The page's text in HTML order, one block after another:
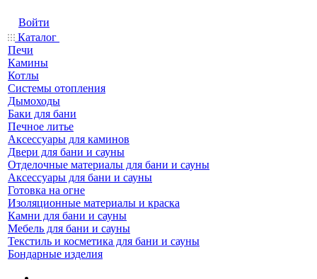
Войти
Каталог
Печи
Камины
Котлы
Системы отопления
Дымоходы
Баки для бани
Печное литье
Аксессуары для каминов
Двери для бани и сауны
Отделочные материалы для бани и сауны
Аксессуары для бани и сауны
Готовка на огне
Изоляционные материалы и краска
Камни для бани и сауны
Мебель для бани и сауны
Текстиль и косметика для бани и сауны
Бондарные изделия